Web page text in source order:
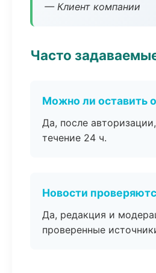
— Клиент компании
Часто
Можно ли оставить
Да, после
течение 24 ч.
Новости
Да, редакция и
проверенные